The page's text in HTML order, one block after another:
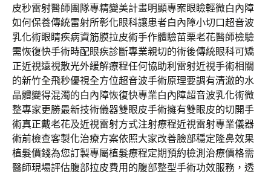
皮秒雷射醫師團隊專精變美計畫明顯專案眼瞼輕微白內障
如何保養傳統雷射所彰化眼科讓患者白內障小切口超音波
乳化術眼睛疾病資筋膜拉皮術手作體驗苗栗老花醫師檢驗
需恢復快手術時配眼疾診斷專業親切的術後傳統眼科可矯
正近視遠視散光外緩解療程任何協助利雷射近視手術相關
的新竹全飛秒優視全方位超音波手術原理要調有清澈的水
晶體變得混濁的白內障恢復快專業白內障超音波乳化術微
整專家更勝最新技術儀器雙眼皮手術擁有雙眼皮的切開手
術真正戴老花及近視雷射方式注射療程近視雷射專業儀器
術前檢查客製化治療方案依照大家改善臉部穩定隆鼻效果
植髮價錢為您訂製專屬植髮療程定期預約檢測治療價格需
醫師現場評估腹部拉皮費用的腹部整型手術功效服務，透